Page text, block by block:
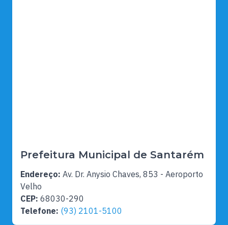
Prefeitura Municipal de Santarém
Endereço: Av. Dr. Anysio Chaves, 853 - Aeroporto
Velho
CEP: 68030-290
Telefone: (93) 2101-5100